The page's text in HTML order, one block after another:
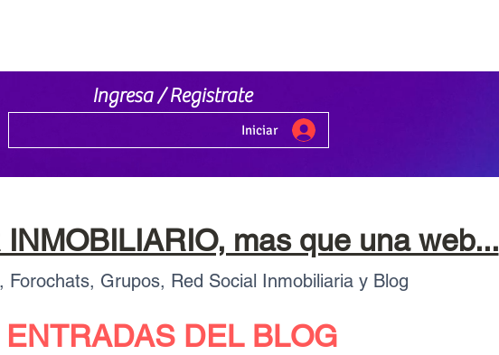
mas que una web...
Forochats, Grupos, Red Social Inmobiliaria y Blog
ENTRADAS DEL BLOG
Ingresa / Registrate
Iniciar